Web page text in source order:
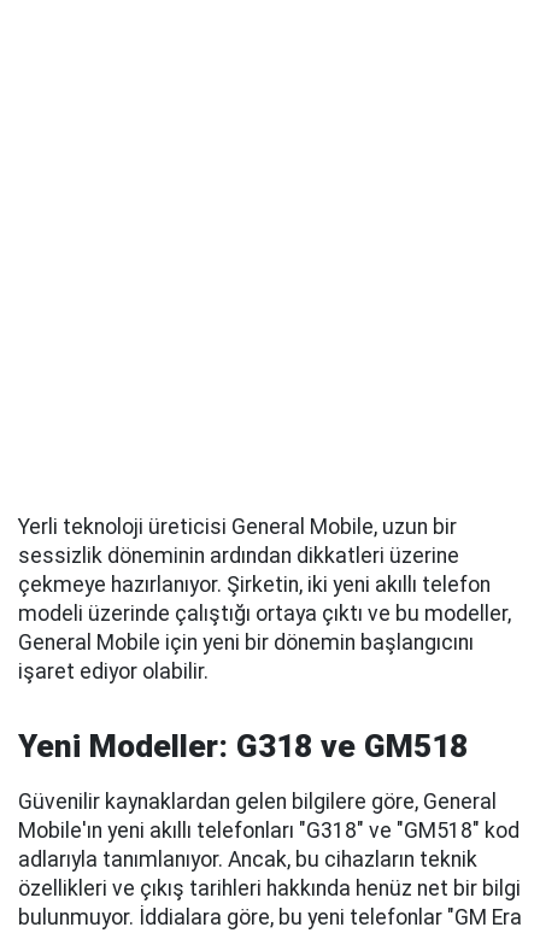
Yerli teknoloji üreticisi General Mobile, uzun bir
sessizlik döneminin ardından dikkatleri üzerine
çekmeye hazırlanıyor. Şirketin, iki yeni akıllı telefon
modeli üzerinde çalıştığı ortaya çıktı ve bu modeller,
General Mobile için yeni bir dönemin başlangıcını
işaret ediyor olabilir.
Yeni Modeller: G318 ve GM518
Güvenilir kaynaklardan gelen bilgilere göre, General
Mobile'ın yeni akıllı telefonları "G318" ve "GM518" kod
adlarıyla tanımlanıyor. Ancak, bu cihazların teknik
özellikleri ve çıkış tarihleri hakkında henüz net bir bilgi
bulunmuyor. İddialara göre, bu yeni telefonlar "GM Era